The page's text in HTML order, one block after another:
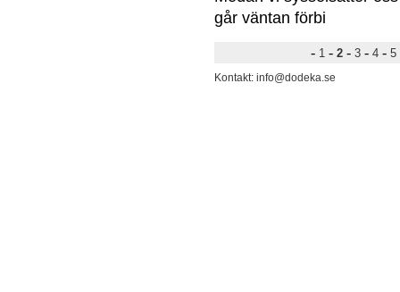
går väntan förbi
-1 - 2 -3 -4 -5
Kontakt: info@dodeka.se